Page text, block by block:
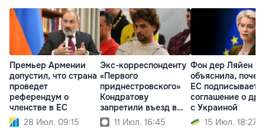
Премьер Армении
допустил, что страна
проведет
референдум о
членстве в ЕС
28 Июл. 09:15
Экс-корреспонденту
«Первого
приднестровского»
Кондратову
запретили въезд в
Армению
11 Июл. 16:45
Фон дер Ляйен
объяснила,
ЕС подписывает
соглашение о
с Украиной
15 Июл. 18:27